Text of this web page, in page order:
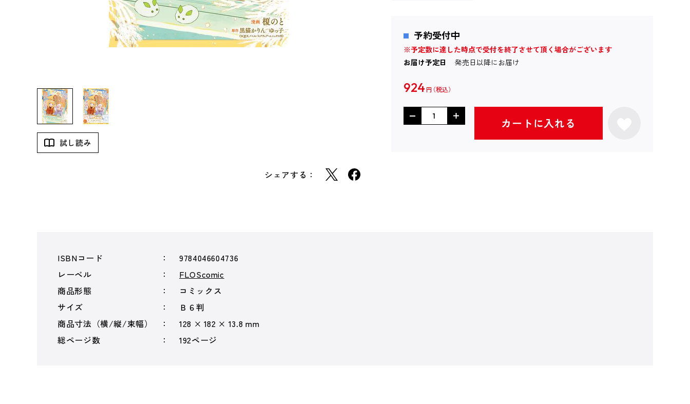
試し読み
シェアする：
予約受付中
※予定数に達した時点で受付を終了させて頂く場合がございます
お届け予定日
発売日以降にお届け
924 円
カートに入れる
ISBNコード
9784046604736
レーベル
FLOScomic
商品形態
コミックス
サイズ
Ｂ６判
商品寸法（横/縦/束幅）
128 × 182 × 13.8 mm
総ページ数
192ページ